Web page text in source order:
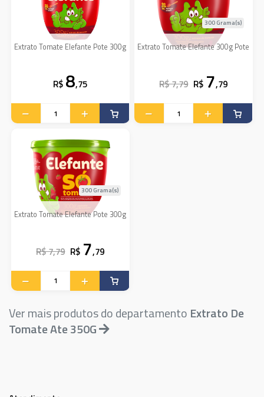
Extrato Tomate Elefante Pote 300g
R$ 8,75
Extrato Tomate Elefante 300g Pote
300 Grama(s)
R$ 7,79 R$ 7,79
Extrato Tomate Elefante Pote 300g
300 Grama(s)
R$ 7,79 R$ 7,79
Ver mais produtos do departamento Extrato De
Tomate Ate 350G